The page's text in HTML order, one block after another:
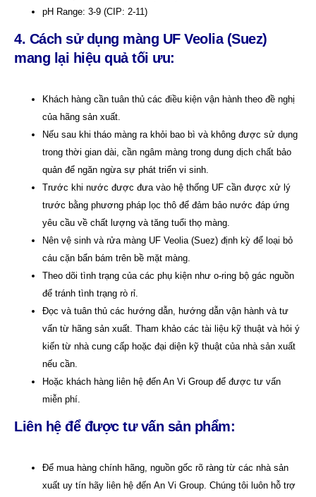
pH Range: 3-9 (CIP: 2-11)
4. Cách sử dụng màng UF Veolia (Suez)
mang lại hiệu quả tối ưu:
Khách hàng cần tuân thủ các điều kiện vận hành theo đề nghị
của hãng sản xuất.
Nếu sau khi tháo màng ra khỏi bao bì và không được sử dụng
trong thời gian dài, cần ngâm màng trong dung dịch chất bảo
quản để ngăn ngừa sự phát triển vi sinh.
Trước khi nước được đưa vào hệ thống UF cần được xử lý
trước bằng phương pháp lọc thô để đảm bảo nước đáp ứng
yêu cầu về chất lượng và tăng tuổi thọ màng.
Nên vệ sinh và rửa màng UF Veolia (Suez) định kỳ để loại bỏ
cáu cặn bẩn bám trên bề mặt màng.
Theo dõi tình trạng của các phụ kiện như o-ring bộ gác nguồn
để tránh tình trạng rò rỉ.
Đọc và tuân thủ các hướng dẫn, hướng dẫn vận hành và tư
vấn từ hãng sản xuất. Tham khảo các tài liệu kỹ thuật và hỏi ý
kiến từ nhà cung cấp hoặc đại diện kỹ thuật của nhà sản xuất
nếu cần.
Hoặc khách hàng liên hệ đến An Vi Group để được tư vấn
miễn phí.
Liên hệ để được tư vấn sản phẩm:
Để mua hàng chính hãng, nguồn gốc rõ ràng từ các nhà sản
xuất uy tín hãy liên hệ đến An Vi Group Chúng tôi luôn hỗ trợ